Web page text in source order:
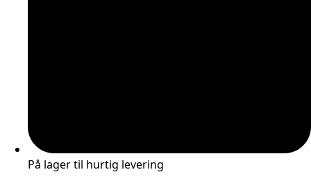
På lager til hurtig levering